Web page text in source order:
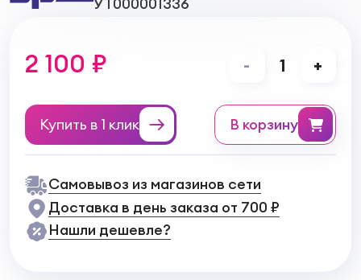
2 100 ₽ - 1 +
Купить в 1 клик в корзину
Самовывоз из магазинов сети
Доставка в день заказа от 700 ₽
Нашли дешевле?